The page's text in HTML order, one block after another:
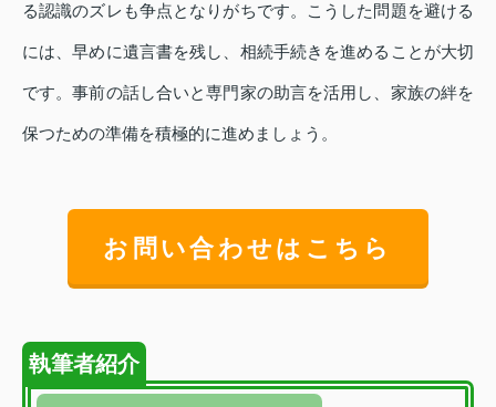
る認識のズレも争点となりがちです。こうした問題を避ける
には、早めに遺言書を残し、相続手続きを進めることが大切
です。事前の話し合いと専門家の助言を活用し、家族の絆を
保つための準備を積極的に進めましょう。
お問い合わせはこちら
執筆者紹介